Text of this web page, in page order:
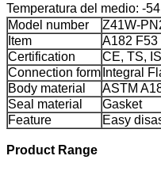
Temperatura del medio: -
Model number
Z41W-
Item
A182 F53
Certification
CE, TS,
Connection form Integral
Body material
ASTM
Seal material
Gasket
Feature
Easy
Product Range